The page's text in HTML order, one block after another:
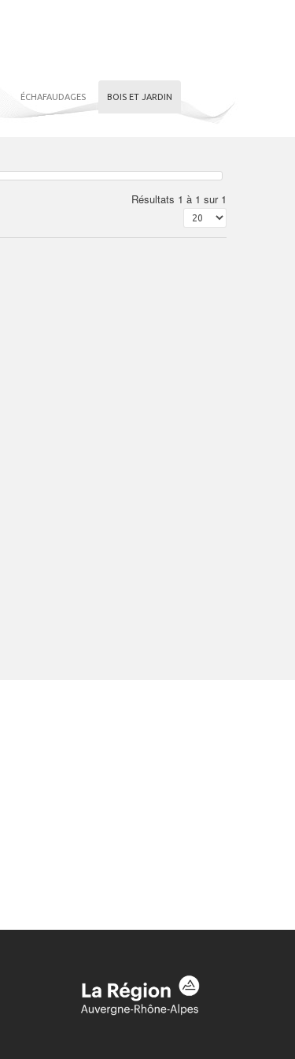
ÉCHAFAUDAGES BOIS ET JARDIN
Résultats 1 à 1 sur 1